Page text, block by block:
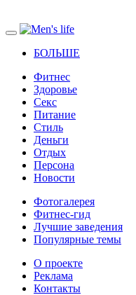
БОЛЬШЕ
Фитнес
Здоровье
Секс
Питание
Стиль
Деньги
Отдых
Персона
Новости
Фотогалерея
Фитнес-гид
Лучшие заведения
Популярные темы
О проекте
Реклама
Контакты